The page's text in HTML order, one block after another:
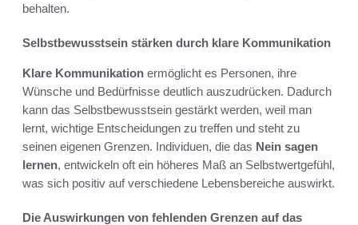
behalten.
Selbstbewusstsein stärken durch klare Kommunikation
Klare Kommunikation ermöglicht es Personen, ihre
Wünsche und Bedürfnisse deutlich auszudrücken. Dadurch
kann das Selbstbewusstsein gestärkt werden, weil man
lernt, wichtige Entscheidungen zu treffen und steht zu
seinen eigenen Grenzen. Individuen, die das Nein sagen
lernen, entwickeln oft ein höheres Maß an Selbstwertgefühl,
was sich positiv auf verschiedene Lebensbereiche auswirkt.
Die Auswirkungen von fehlenden Grenzen auf das